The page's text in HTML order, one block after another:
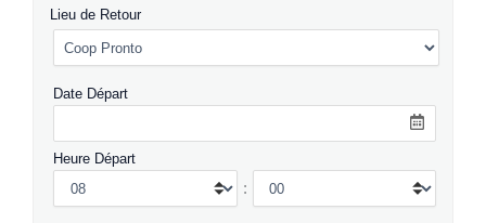
Lieu de Retour
Date Départ
Heure Départ
: